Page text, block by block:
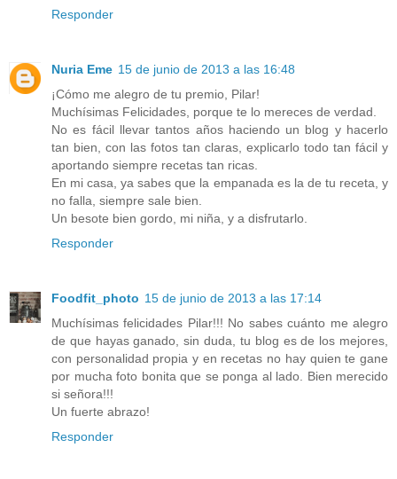
Responder
Nuria Eme 15 de junio de 2013 a las 16:48
¡Cómo me alegro de tu premio, Pilar!
Muchísimas Felicidades, porque te lo mereces de verdad.
No es fácil llevar tantos años haciendo un blog y hacerlo
tan bien, con las fotos tan claras, explicarlo todo tan fácil y
aportando siempre recetas tan ricas.
En mi casa, ya sabes que la empanada es la de tu receta, y
no falla, siempre sale bien.
Un besote bien gordo, mi niña, y a disfrutarlo.
Responder
Foodfit_photo 15 de junio de 2013 a las 17:14
Muchísimas felicidades Pilar!!! No sabes cuánto me alegro
de que hayas ganado, sin duda, tu blog es de los mejores,
con personalidad propia y en recetas no hay quien te gane
por mucha foto bonita que se ponga al lado. Bien merecido
si señora!!!
Un fuerte abrazo!
Responder